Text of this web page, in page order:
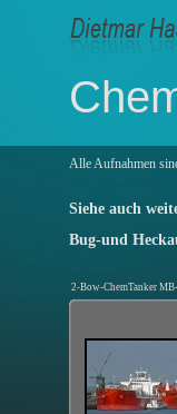
Alle Aufnahmen
Siehe auch
Bug-und
2-Bow-ChemTanker